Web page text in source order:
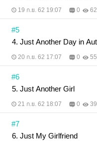
19 ก.ย. 62 19:07 0 62
#5
4. Just Another Day in
20 ก.ย. 62 17:07 0 55
#6
5. Just Another Girl
21 ก.ย. 62 18:07 0 39
#7
6. Just My Girlfriend